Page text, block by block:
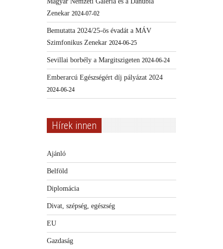
Zenekar 2024-07-02
Bemutatta 2024/25-ös évadát a MÁV
Szimfonikus Zenekar 2024-06-25
Sevillai borbély a Margitszigeten 2024-06-24
Emberarcú Egészségért díj pályázat 2024
2024-06-24
Hírek innen
Ajánló
Belföld
Diplomácia
Divat, szépség, egészség
EU
Gazdaság